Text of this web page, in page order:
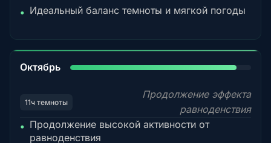
• Идеальный баланс темноты и мягкой погоды
Октябрь
11ч темноты
Продолжение эффекта
равноденствия
• Продолжение высокой активности от
равноденствия